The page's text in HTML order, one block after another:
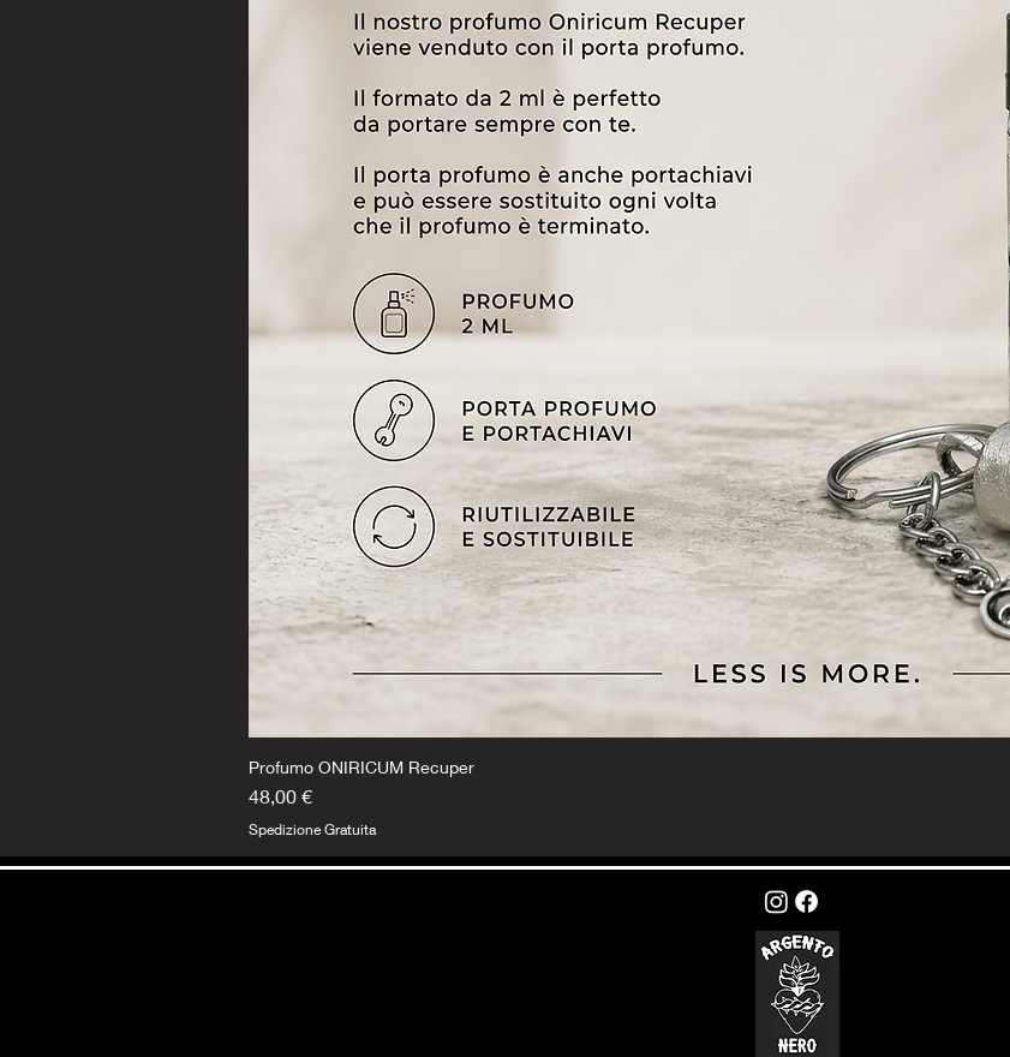
Profumo ONIRICUM Recuper
Prezzo
48,00 €
Spedizione Gratuita